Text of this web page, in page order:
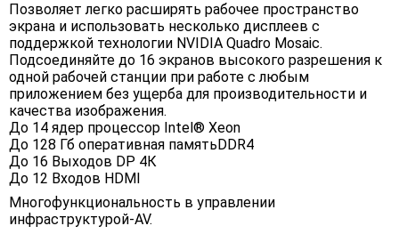
Позволяет легко расширять рабочее пространство
экрана и использовать несколько дисплеев с
поддержкой технологии NVIDIA Quadro Mosaic.
Подсоединяйте до 16 экранов высокого разрешения к
одной рабочей станции при работе с любым
приложением без ущерба для производительности и
качества изображения.
До 14 ядер процессор Intel® Xeon
До 128 Гб оперативная памятьDDR4
До 16 Выходов DP 4К
До 12 Входов HDMI
Многофункциональность в управлении
инфраструктурой-AV.